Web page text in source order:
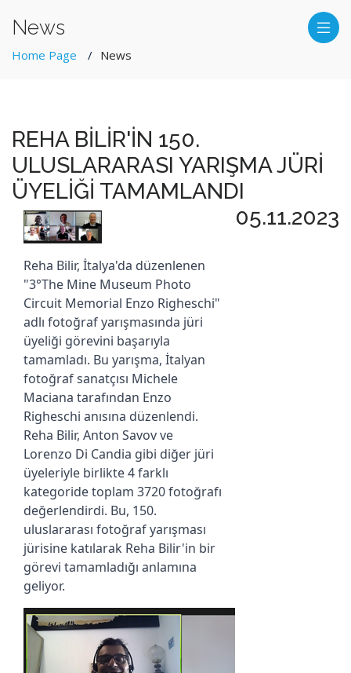
News
Home Page News
REHA BİLİR'İN 150.
ULUSLARARASI YARIŞMA JÜRİ
ÜYELİĞİ TAMAMLANDI
05.11.2023
Reha Bilir, İtalya'da düzenlenen
"3°The Mine Museum Photo
Circuit Memorial Enzo Righeschi"
adlı fotoğraf yarışmasında jüri
üyeliği görevini başarıyla
tamamladı. Bu yarışma, İtalyan
fotoğraf sanatçısı Michele
Maciana tarafından Enzo
Righeschi anısına düzenlendi.
Reha Bilir, Anton Savov ve
Lorenzo Di Candia gibi diğer jüri
üyeleriyle birlikte 4 farklı
kategoride toplam 3720 fotoğrafı
değerlendirdi. Bu, 150.
uluslararası fotoğraf yarışması
jürisine katılarak Reha Bilir'in bir
görevi tamamladığı anlamına
geliyor.